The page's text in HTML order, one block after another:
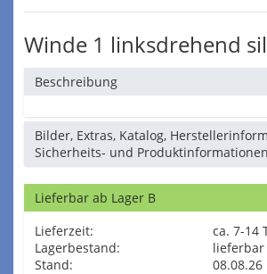
Winde 1 linksdrehend
Beschreibung
Bilder, Extras, Katalog,
Sicherheits- und Produktinformationen
Lieferbar ab Lager B
Lieferzeit:
ca. 7-14
Lagerbestand:
lieferbar
Stand:
08.08.26